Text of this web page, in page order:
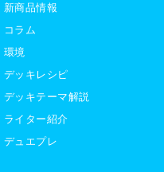
新商品情報
コラム
環境
デッキレシピ
デッキテーマ解説
ライター紹介
デュエプレ